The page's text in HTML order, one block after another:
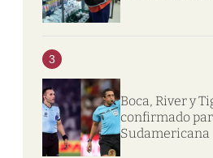
3
Boca, River y
confirmado
Sudamericana